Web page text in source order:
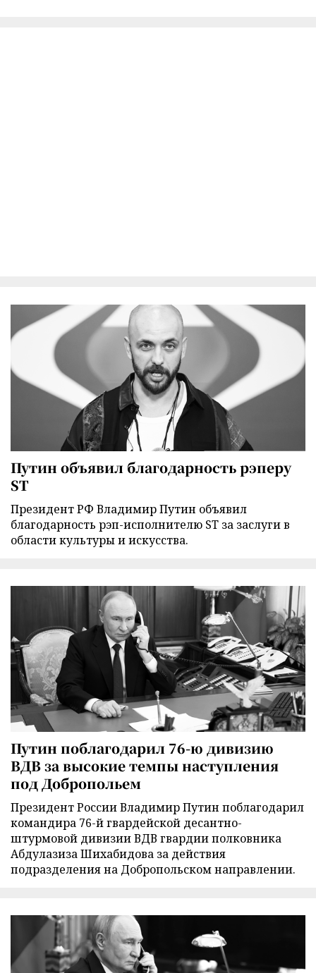
Путин объявил благодарность рэперу
ST
Президент РФ Владимир Путин объявил
благодарность рэп-исполнителю ST за заслуги в
области культуры и искусства.
Путин поблагодарил 76-ю дивизию
ВДВ за высокие темпы наступления
под Добропольем
Президент России Владимир Путин поблагодарил
командира 76-й гвардейской десантно-
штурмовой дивизии ВДВ гвардии полковника
Абдулазиза Шихабидова за действия
подразделения на Добропольском направлении.